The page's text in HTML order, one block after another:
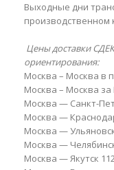
Выходные дни
производственном
Цены доставки
ориентирования:
Москва – Москва в
Москва – Москва
Москва — Санкт-
Москва —
Москва —
Москва —
Москва — Якутск